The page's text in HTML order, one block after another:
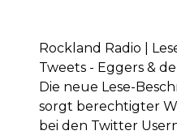
Rockland Radio |
Tweets - Eggers &
Die neue Lese-
sorgt berechtigter
bei den Twitter